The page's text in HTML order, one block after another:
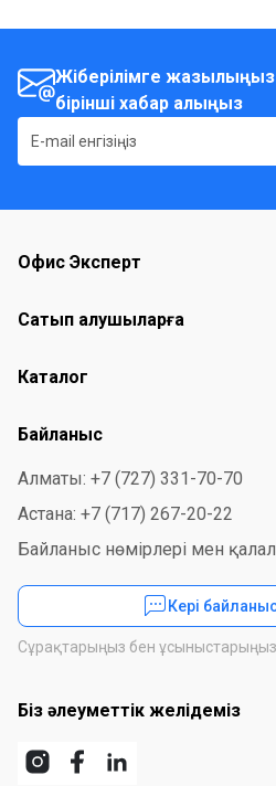
Жіберілімге
бірінші хабар алыңыз
Офис Эксперт
Сатып алушыларға
Каталог
Байланыс
Алматы: +7 (727) 331-70-70
Астана: +7 (717) 267-20-22
Байланыс нөмірлері мен
Кері
Сұрақтарыңыз бен
Біз әлеуметтік желідеміз